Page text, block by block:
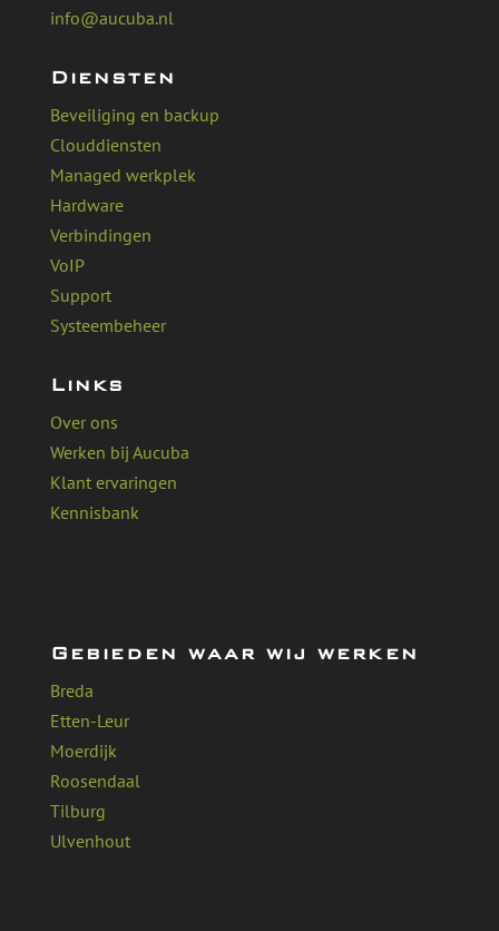
info@aucuba.nl
Diensten
Beveiliging en backup
Clouddiensten
Managed werkplek
Hardware
Verbindingen
VoIP
Support
Systeembeheer
Links
Over ons
Werken bij Aucuba
Klant ervaringen
Kennisbank
Gebieden waar wij werken
Breda
Etten-Leur
Moerdijk
Roosendaal
Tilburg
Ulvenhout